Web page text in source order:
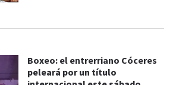
Boxeo: el entrerriano Cóceres
peleará por un título